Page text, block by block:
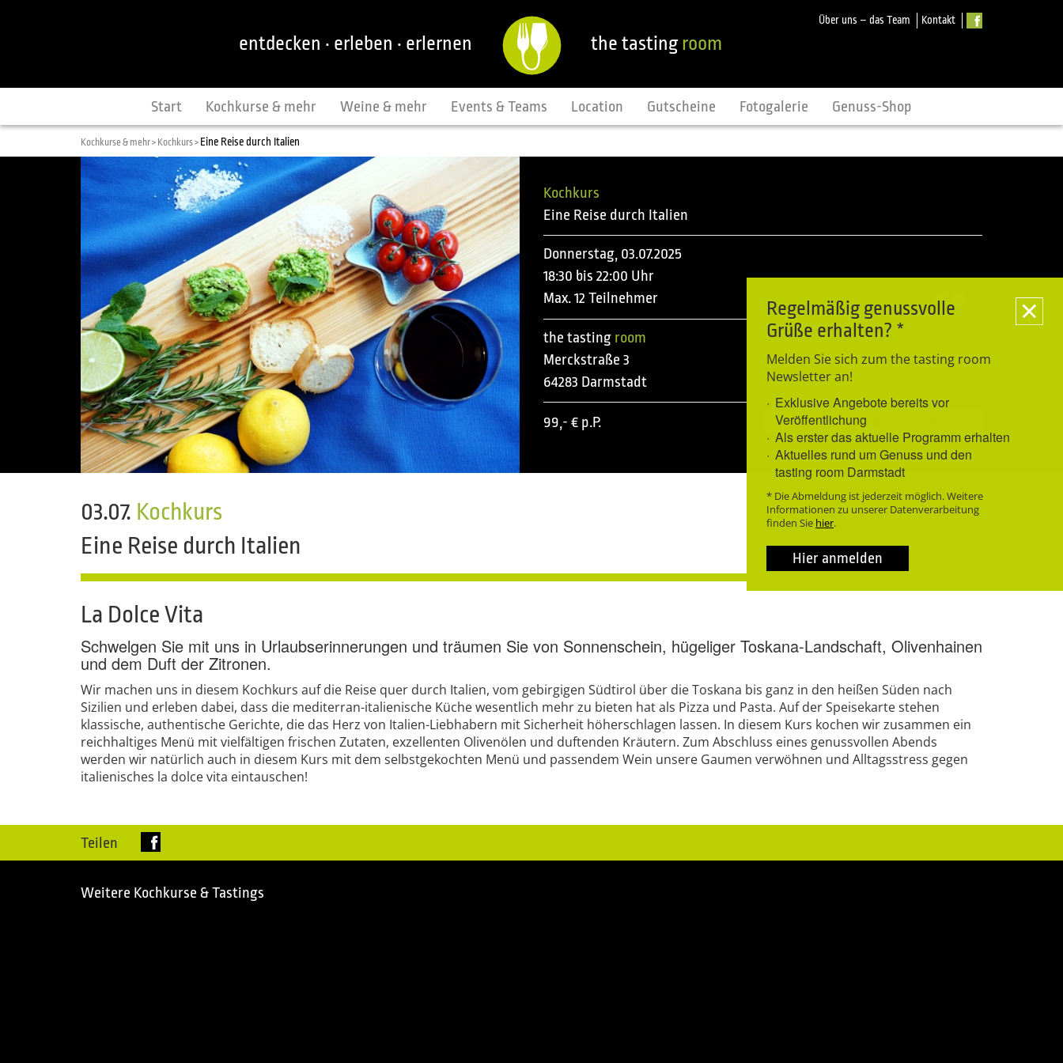
Über uns – das Team Kontakt
entdecken · erleben · erlernen the tastingroom
Start Kochkurse & mehr Weine & mehr Events & Teams Location Gutscheine Fotogalerie Genuss-Shop
Kochkurse & mehr > Kochkurs > Eine Reise durch Italien
Kochkurs
Eine Reise durch Italien
Donnerstag, 03.07.2025
18:30 bis 22:00 Uhr
Max. 12 Teilnehmer
the tasting room
Merckstraße 3
64283 Darmstadt
99,- € p.P. Neues Datum anfragen
03.07. Kochkurs
Eine Reise durch Italien
La Dolce Vita
Schwelgen Sie mit uns in Urlaubserinnerungen und träumen Sie von Sonnenschein, hügeliger Toskana-Landschaft, Olivenhainen
und dem Duft der Zitronen.
Wir machen uns in diesem Kochkurs auf die Reise quer durch Italien, vom gebirgigen Südtirol über die Toskana bis ganz in den heißen Süden nach
Sizilien und erleben dabei, dass die mediterran-italienische Küche wesentlich mehr zu bieten hat als Pizza und Pasta. Auf der Speisekarte stehen
klassische, authentische Gerichte, die das Herz von Italien-Liebhabern mit Sicherheit höherschlagen lassen. In diesem Kurs kochen wir zusammen ein
reichhaltiges Menü mit vielfältigen frischen Zutaten, exzellenten Olivenölen und duftenden Kräutern. Zum Abschluss eines genussvollen Abends
werden wir natürlich auch in diesem Kurs mit dem selbstgekochten Menü und passendem Wein unsere Gaumen verwöhnen und Alltagsstress gegen
italienisches la dolce vita eintauschen!
Teilen
Weitere Kochkurse & Tastings
Regelmäßig genussvolle
Grüße erhalten? *
Melden Sie sich zum the tasting room
Newsletter an!
Exklusive Angebote bereits vor
Veröffentlichung
Als erster das aktuelle Programm erhalten
Aktuelles rund um Genuss und den
tasting room Darmstadt
* Die Abmeldung ist jederzeit möglich. Weitere
Informationen zu unserer Datenverarbeitung
finden Sie hier.
Hier anmelden